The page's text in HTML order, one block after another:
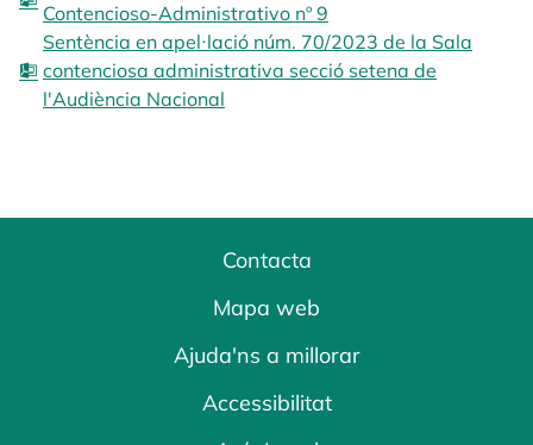
Contencioso-Administrativo nº 9
Sentència en apel·lació núm. 70/2023 de la Sala
contenciosa administrativa secció setena de
l'Audiència Nacional
Contacta
Mapa web
Ajuda'ns a millorar
Accessibilitat